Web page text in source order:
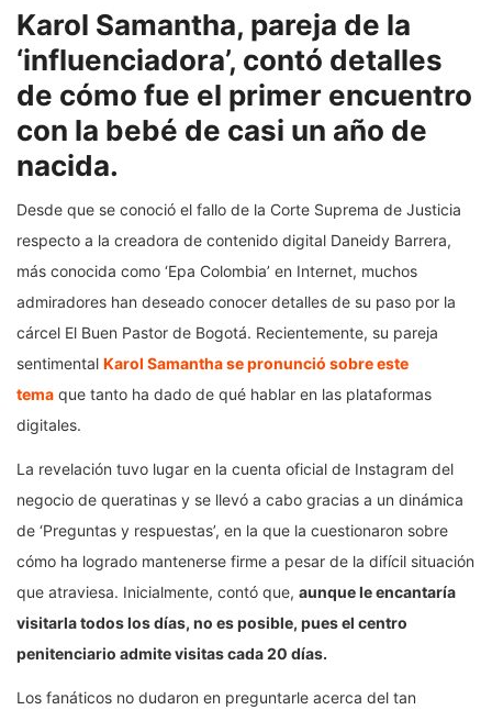
Karol Samantha, pareja de la
‘influenciadora’, contó detalles
de cómo fue el primer encuentro
con la bebé de casi un año de
nacida.
Desde que se conoció el fallo de la Corte Suprema de Justicia
respecto a la creadora de contenido digital Daneidy Barrera,
más conocida como ‘Epa Colombia’ en Internet, muchos
admiradores han deseado conocer detalles de su paso por la
cárcel El Buen Pastor de Bogotá. Recientemente, su pareja
sentimental Karol Samantha se pronunció sobre este
tema que tanto ha dado de qué hablar en las plataformas
digitales.
La revelación tuvo lugar en la cuenta oficial de Instagram del
negocio de queratinas y se llevó a cabo gracias a un dinámica
de ‘Preguntas y respuestas’, en la que la cuestionaron sobre
cómo ha logrado mantenerse firme a pesar de la difícil situación
que atraviesa. Inicialmente, contó que, aunque le encantaría
visitarla todos los días, no es posible, pues el centro
penitenciario admite visitas cada 20 días.
Los fanáticos no dudaron en preguntarle acerca del tan